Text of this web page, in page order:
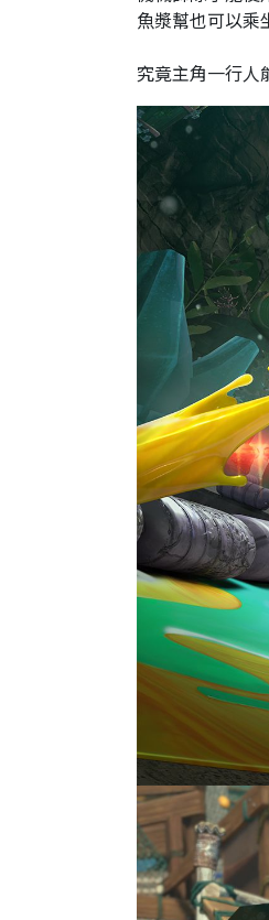
魚漿幫也可以乘
究竟主角一行